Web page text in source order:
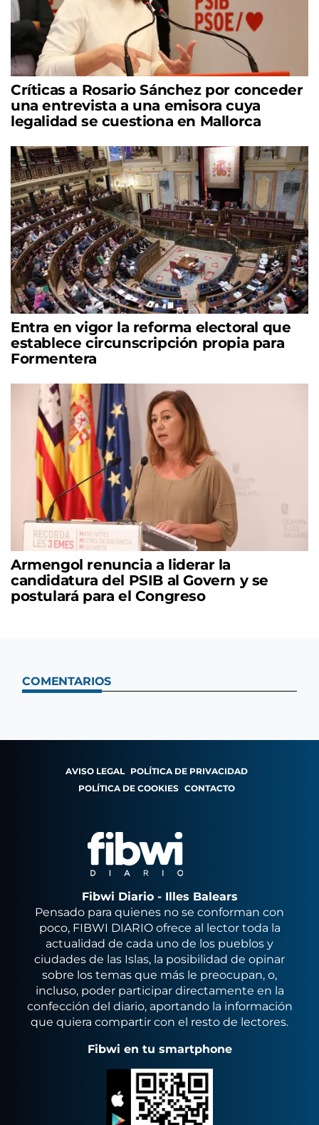
Críticas a Rosario Sánchez por conceder
una entrevista a una emisora cuya
legalidad se cuestiona en Mallorca
Entra en vigor la reforma electoral que
establece circunscripción propia para
Formentera
Armengol renuncia a liderar la
candidatura del PSIB al Govern y se
postulará para el Congreso
COMENTARIOS
AVISO LEGAL POLÍTICA DE PRIVACIDAD
POLÍTICA DE COOKIES CONTACTO
Fibwi Diario - Illes Balears
Pensado para quienes no se conforman con
poco, FIBWI DIARIO ofrece al lector toda la
actualidad de cada uno de los pueblos y
ciudades de las Islas, la posibilidad de opinar
sobre los temas que más le preocupan, o,
incluso, poder participar directamente en la
confección del diario, aportando la información
que quiera compartir con el resto de lectores.
Fibwi en tu smartphone